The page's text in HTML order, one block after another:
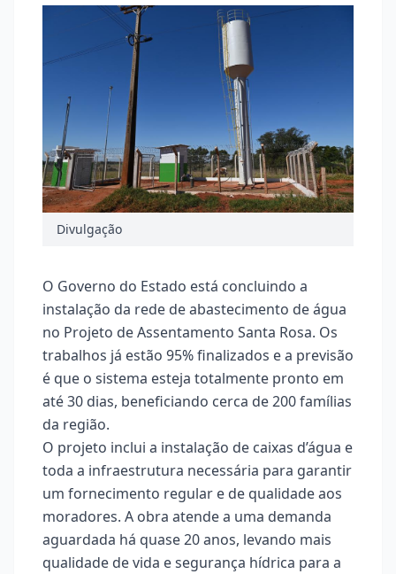
Divulgação
O Governo do Estado está concluindo a
instalação da rede de abastecimento de água
no Projeto de Assentamento Santa Rosa. Os
trabalhos já estão 95% finalizados e a previsão
é que o sistema esteja totalmente pronto em
até 30 dias, beneficiando cerca de 200 famílias
da região.
O projeto inclui a instalação de caixas d’água e
toda a infraestrutura necessária para garantir
um fornecimento regular e de qualidade aos
moradores. A obra atende a uma demanda
aguardada há quase 20 anos, levando mais
qualidade de vida e segurança hídrica para a